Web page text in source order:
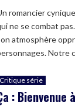
romancier
ne se combat
atmosphère
Notre
Critique série
: Bienvenue